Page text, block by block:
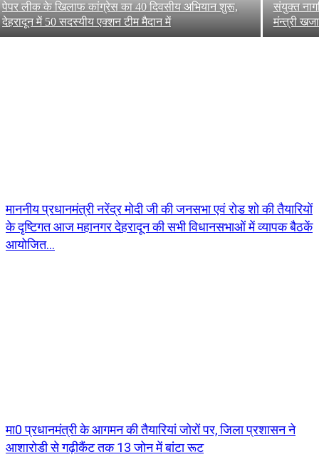
पेपर लीक के खिलाफ कांग्रेस का 40 दिवसीय अभियान शुरू,
देहरादून में 50 सदस्यीय एक्शन टीम मैदान में
संयुक्त
मंन्त्री
माननीय प्रधानमंत्री नरेंद्र मोदी जी की जनसभा एवं रोड शो की तैयारियों
के दृष्टिगत आज महानगर देहरादून की सभी विधानसभाओं में व्यापक बैठकें
आयोजित...
मा0 प्रधानमंत्री के आगमन की तैयारियां जोरों पर, जिला प्रशासन ने
आशारोडी से गढ़ीकैंट तक 13 जोन में बांटा रूट